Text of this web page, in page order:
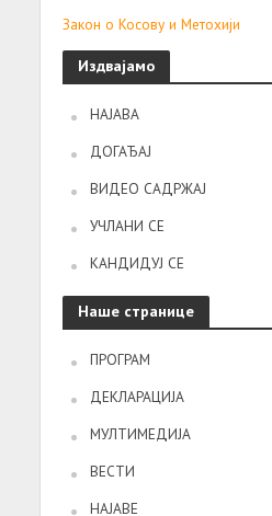
Закон о Косову и Метохији
Издвајамо
НАЈАВА
ДОГАЂАЈ
ВИДЕО САДРЖАЈ
УЧЛАНИ СЕ
КАНДИДУЈ СЕ
Наше странице
ПРОГРАМ
ДЕКЛАРАЦИЈА
МУЛТИМЕДИЈА
ВЕСТИ
НАЈАВЕ